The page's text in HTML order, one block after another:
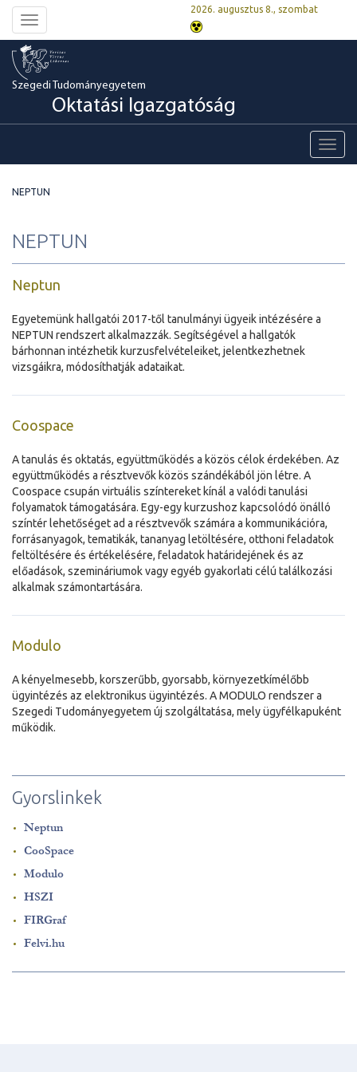
Toggle
navigation
2026. augusztus 8., szombat
Szegedi Tudományegyetem
Oktatási Igazgatóság
NEPTUN
NEPTUN
Neptun
Egyetemünk hallgatói 2017-től tanulmányi ügyeik intézésére a
NEPTUN rendszert alkalmazzák. Segítségével a hallgatók
bárhonnan intézhetik kurzusfelvételeiket, jelentkezhetnek
vizsgáikra, módosíthatják adataikat.
Coospace
A tanulás és oktatás, együttműködés a közös célok érdekében. Az
együttműködés a résztvevők közös szándékából jön létre. A
Coospace csupán virtuális színtereket kínál a valódi tanulási
folyamatok támogatására. Egy-egy kurzushoz kapcsolódó önálló
színtér lehetőséget ad a résztvevők számára a kommunikációra,
forrásanyagok, tematikák, tananyag letöltésére, otthoni feladatok
feltöltésére és értékelésére, feladatok határidejének és az
előadások, szemináriumok vagy egyéb gyakorlati célú találkozási
alkalmak számontartására.
Modulo
A kényelmesebb, korszerűbb, gyorsabb, környezetkímélőbb
ügyintézés az elektronikus ügyintézés. A MODULO rendszer a
Szegedi Tudományegyetem új szolgáltatása, mely ügyfélkapuként
működik.
Gyorslinkek
Neptun
CooSpace
Modulo
HSZI
FIRGraf
Felvi.hu